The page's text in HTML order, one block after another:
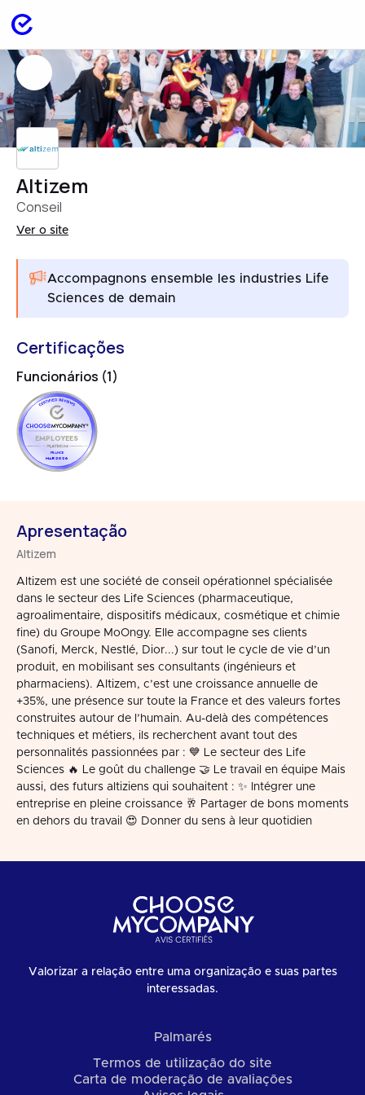
Altizem
Conseil
Ver o site
Accompagnons ensemble les industries Life
Sciences de demain
Certificações
Funcionários (1)
EMPLOYEES
FRANCE
MAR 2026
Apresentação
Altizem
Altizem est une société de conseil opérationnel spécialisée
dans le secteur des Life Sciences (pharmaceutique,
agroalimentaire, dispositifs médicaux, cosmétique et chimie
fine) du Groupe MoOngy. Elle accompagne ses clients
(Sanofi, Merck, Nestlé, Dior...) sur tout le cycle de vie d’un
produit, en mobilisant ses consultants (ingénieurs et
pharmaciens). Altizem, c’est une croissance annuelle de
+35%, une présence sur toute la France et des valeurs fortes
construites autour de l’humain. Au-delà des compétences
techniques et métiers, ils recherchent avant tout des
personnalités passionnées par : 💙 Le secteur des Life
Sciences 🔥 Le goût du challenge 🤝 Le travail en équipe Mais
aussi, des futurs altiziens qui souhaitent : ✨ Intégrer une
entreprise en pleine croissance 🥂 Partager de bons moments
en dehors du travail 😍 Donner du sens à leur quotidien
Valorizar a relação entre uma organização e suas partes
interessadas.
Palmarés
Termos de utilização do site
Carta de moderação de avaliações